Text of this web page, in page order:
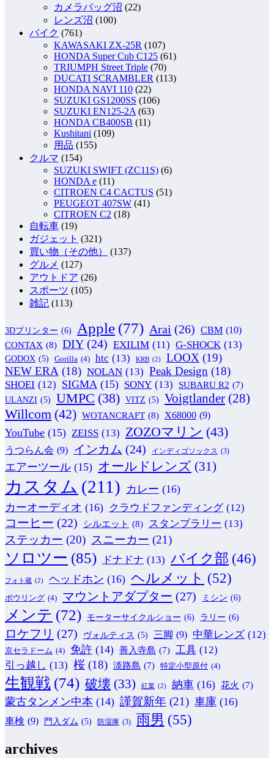
カメラバッグ沼 (22)
レンズ沼 (100)
バイク (761)
KAWASAKI ZX-25R (107)
HONDA Super Cub C125 (61)
TRIUMPH Street Triple (70)
DUCATI SCRAMBLER (113)
HONDA NAVI 110 (22)
SUZUKI GS1200SS (106)
SUZUKI EN125-2A (63)
HONDA CB400SB (11)
Kushitani (109)
用品 (155)
クルマ (154)
SUZUKI SWIFT (ZC11S) (6)
HONDA e (11)
CITROEN C4 CACTUS (51)
PEUGEOT 407SW (41)
CITROEN C2 (18)
自転車 (19)
ガジェット (321)
買い物（その他）
(137)
グルメ (127)
アウトドア (26)
スポーツ (105)
雑記 (113)
3Dプリンター (6) Apple (77) Arai (26) CBM (10)
CONTAX (8) DIY (24) EXILIM (11) G-SHOCK (13)
GODOX (5) Gorilla (4) htc (13) KRB (2) LOOX (19)
NEW ERA (18) NOLAN (13) Peak Design (18)
SHOEI (12) SIGMA (15) SONY (13) SUBARU R2 (7)
ULANZI (5) UMPC (38) VITZ (5) Voigtlander (28)
Willcom (42) WOTANCRAFT (8) X68000 (9)
YouTube (15) ZEISS (13) ZOZOマリン (43)
うつらん会 (9) インカム (24) インディゴソックス (3)
エアーツール (15) オールドレンズ (31)
カスタム (211) カレー (16)
カーオーディオ (16) クラウドファンディング (12)
コーヒー (22) シルエット (8) スタンプラリー (13)
ステッカー (20) スニーカー (21)
ソロツー (85) ドナドナ (13) バイク部 (46)
フォト蔵 (2) ヘッドホン (16) ヘルメット (52)
ボウリング (4) マウントアダプター (27) ミシン (6)
メンテ (72) モーターサイクルショー (6) ラリー (6)
ロケフリ (27) ヴォルティス (5) 三脚 (9) 中華レンズ (12)
京セラドーム (4) 免許 (14) 善入寺島 (7) 工具 (12)
引っ越し (13) 桜 (18) 淡路島 (7) 特定小型原付 (4)
生観戦 (74) 破壊 (33) 紅葉 (2) 納車 (16) 花火 (7)
蒙古タンメン中本 (14) 謹賀新年 (21) 車庫 (16)
車検 (9) 門入ダム (5) 防湿庫 (3) 雨男 (55)
archives